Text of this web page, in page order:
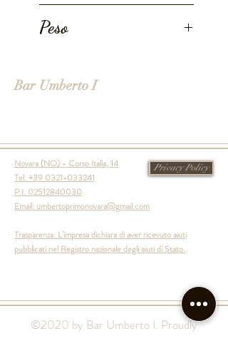
Biologica.
Peso
Bar Umberto I
Novara (NO) - Corso Italia, 14
Tel. +39 0321-033241
P.I. 02512840030
Email: umbertoprimonovara@gmail.com
Trasparenza: L’impresa dichiara di aver ricevuto aiuti
pubblicati nel Registro nazionale degli aiuti di Stato.
Privacy Policy
©2020 by Bar Umberto I. Proudly